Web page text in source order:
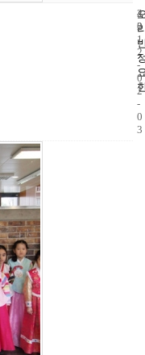
4
2
2
0
1
2
-
0
2
-
0
3